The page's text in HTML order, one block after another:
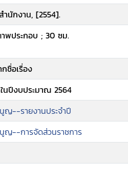
นักงาน, [2554].
พประกอบ ; 30 ซม.
ชื่อเรื่อง
นปีงบประมาณ 2564
ญ--รายงานประจำปี
ญ--การจัดส่วนราชการ